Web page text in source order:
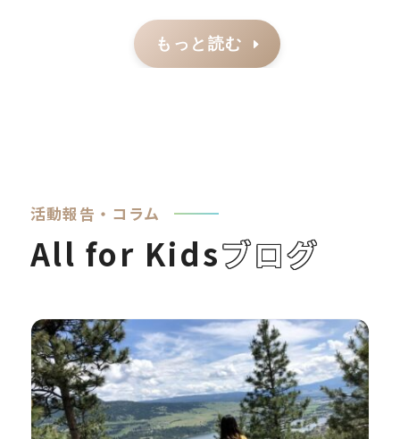
もっと読む
活動報告・コラム
All for Kidsブログ